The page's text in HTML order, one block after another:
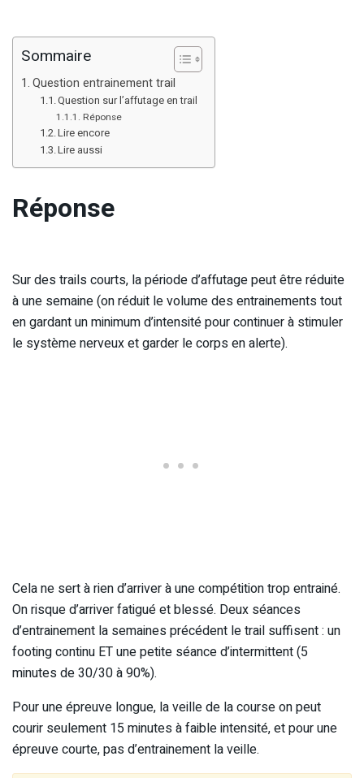
Sommaire
Question entrainement trail
Question sur l’affutage en trail
Réponse
Lire encore
Lire aussi
Réponse
Sur des trails courts, la période d’affutage peut être réduite
à une semaine (on réduit le volume des entrainements tout
en gardant un minimum d’intensité pour continuer à stimuler
le système nerveux et garder le corps en alerte).
Cela ne sert à rien d’arriver à une compétition trop entrainé.
On risque d’arriver fatigué et blessé. Deux séances
d’entrainement la semaines précédent le trail suffisent : un
footing continu ET une petite séance d’intermittent (5
minutes de 30/30 à 90%).
Pour une épreuve longue, la veille de la course on peut
courir seulement 15 minutes à faible intensité, et pour une
épreuve courte, pas d’entrainement la veille.